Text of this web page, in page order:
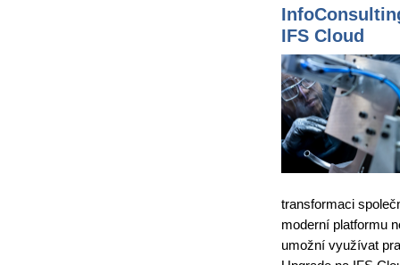
IFS Cloud
transformaci
moderní platformu
umožní využívat